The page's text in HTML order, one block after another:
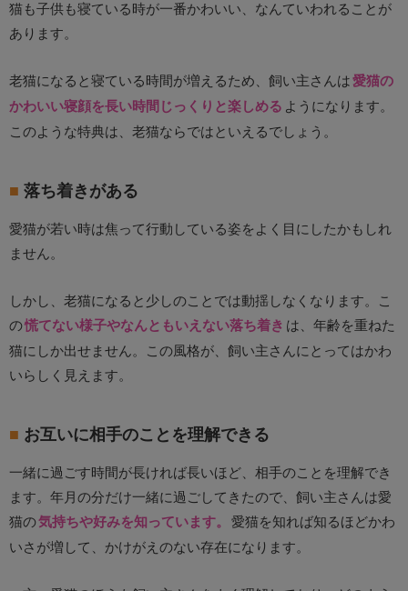
猫も子供も寝ている時が一番かわいい、なんていわれることが
あります。
老猫になると寝ている時間が増えるため、飼い主さんは愛猫の
かわいい寝顔を長い時間じっくりと楽しめる ようになります。
このような特典は、老猫ならではといえるでしょう。
落ち着きがある
愛猫が若い時は焦って行動している姿をよく目にしたかもしれ
ません。
しかし、老猫になると少しのことでは動揺しなくなります。こ
の慌てない様子やなんともいえない落ち着き は、年齢を重ねた
猫にしか出せません。この風格が、飼い主さんにとってはかわ
いらしく見えます。
お互いに相手のことを理解できる
一緒に過ごす時間が長ければ長いほど、相手のことを理解でき
ます。年月の分だけ一緒に過ごしてきたので、飼い主さんは愛
猫の気持ちや好みを知っています。 愛猫を知れば知るほどかわ
いさが増して、かけがえのない存在になります。